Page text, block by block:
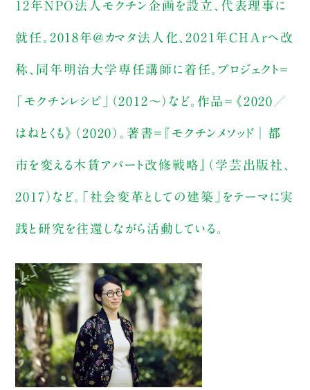
12年NPO法人モクチン企画を設立、代表理事に
就任。2018年＠カマタ法人化、2021年CHArへ改
称、同年明治大学専任講師に着任。プロジェクト＝
「モクチンレシピ」（2012〜）など。作品＝《2020／
はねとくも》（2020）。著書＝『モクチンメソッド│都
市を変える木賃アパート改修戦略』（学芸出版社、
2017）など。「社会変革としての建築」をテーマに実
践と研究を往還しながら活動している。